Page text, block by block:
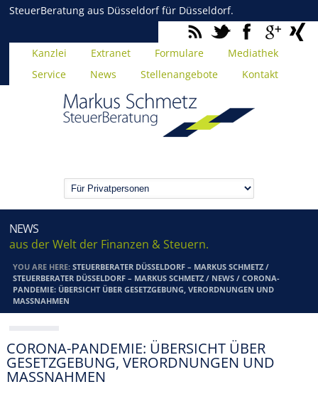
SteuerBeratung aus Düsseldorf für Düsseldorf.
Kanzlei Extranet Formulare
Mediathek
Service
News Stellenangebote Kontakt
NEWS
aus der Welt der Finanzen & Steuern.
YOU ARE HERE:STEUERBERATER DÜSSELDORF – MARKUS SCHMETZ /
STEUERBERATER DÜSSELDORF – MARKUS SCHMETZ / NEWS /CORONA-
PANDEMIE: ÜBERSICHT ÜBER GESETZGEBUNG, VERORDNUNGEN UND
MASSNAHMEN
CORONA-PANDEMIE: ÜBERSICHT ÜBER
GESETZGEBUNG, VERORDNUNGEN UND
MASSNAHMEN